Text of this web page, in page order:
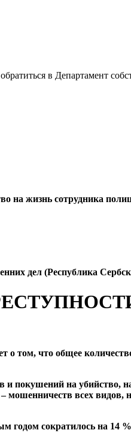
в Департамент
на жизнь сотрудника
дел (Республика
о том, что общее
и покушений на
мошенничеств всех
сократилось на 14